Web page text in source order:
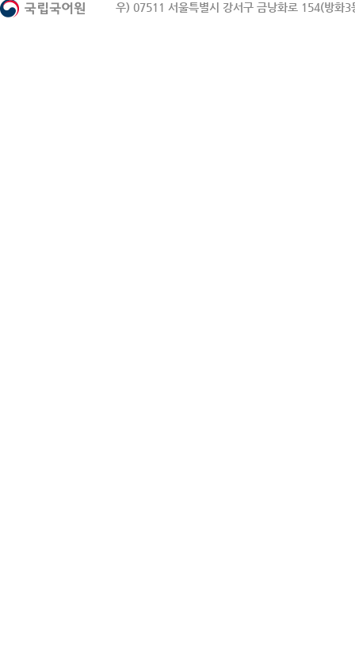
우) 07511 서울특별시 강서구 금낭화로 154(방화3